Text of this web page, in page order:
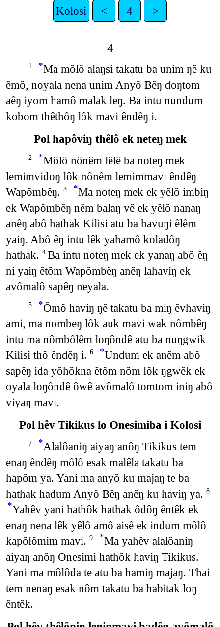
Kolosi < 4 >
4
1 *Ma môlô alaŋsi takatu ba unim ŋê ku
êmô, noyala nena unim Anyô Bêŋ doŋtom
aêŋ iyom hamô malak leŋ. Ba intu nundum
kobom thêthôŋ lôk mavi êndêŋ i.
Pol hapôviŋ thêlô ek neteŋ mek
2 *Môlô nônêm lêlê ba noteŋ mek
lemimvidoŋ lôk nônêm lemimmavi êndêŋ
Wapômbêŋ. 3 *Ma noteŋ mek ek yêlô imbiŋ
ek Wapômbêŋ nêm balaŋ vê ek yêlô nanaŋ
anêŋ abô hathak Kilisi atu ba havuŋi êlêm
yaiŋ. Abô êŋ intu lêk yahamô koladôŋ
hathak. 4 Ba intu noteŋ mek ek yanaŋ abô êŋ
ni yaiŋ êtôm Wapômbêŋ anêŋ lahaviŋ ek
avômalô sapêŋ neyala.
5 *Ômô haviŋ ŋê takatu ba miŋ êvhaviŋ
ami, ma nombeŋ lôk auk mavi wak nômbêŋ
intu ma nômbôlêm loŋôndê atu ba nuŋgwik
Kilisi thô êndêŋ i. 6 *Undum ek anêm abô
sapêŋ ida yôhôkna êtôm nôm lôk ŋgwêk ek
oyala loŋôndê ôwê avômalô tomtom iniŋ abô
viyaŋ mavi.
Pol hêv Tikikus lo Onesimiba i Kolosi
7 *Alalôaniŋ aiyaŋ anôŋ Tikikus tem
enaŋ êndêŋ môlô esak malêla takatu ba
hapôm ya. Yani ma anyô ku majaŋ te ba
hathak hadum Anyô Bêŋ anêŋ ku haviŋ ya. 8
*Yahêv yani hathôk hathak ôdôŋ êntêk ek
enaŋ nena lêk yêlô amô aisê ek indum môlô
kapôlômim mavi. 9 *Ma yahêv alalôaniŋ
aiyaŋ anôŋ Onesimi hathôk haviŋ Tikikus.
Yani ma môlôda te atu ba hamiŋ majaŋ. Thai
tem nenaŋ esak nôm takatu ba habitak loŋ
êntêk.